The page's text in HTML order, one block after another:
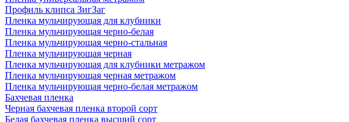
Профиль клипса ЗигЗаг
Пленка мульчирующая для клубники
Пленка мульчирующая черно-белая
Пленка мульчирующая черно-стальная
Пленка мульчирующая черная
Пленка мульчирующая для клубники метражом
Пленка мульчирующая черная метражом
Пленка мульчирующая черно-белая метражом
Бахчевая пленка
Черная бахчевая пленка второй сорт
Белая бахчевая пленка высший сорт